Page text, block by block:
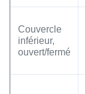
Couvercle
inférieur,
ouvert/fermé